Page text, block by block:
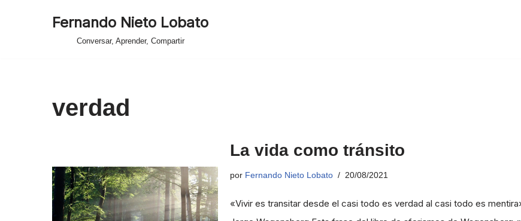
Fernando Nieto Lobato
Conversar, Aprender, Compartir
verdad
La vida como tránsito
por Fernando Nieto Lobato 20/08/2021
«Vivir es transitar desde el casi todo es verdad al casi todo es